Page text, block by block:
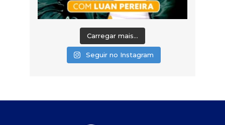
Carregar mais...
Seguir no Instagram